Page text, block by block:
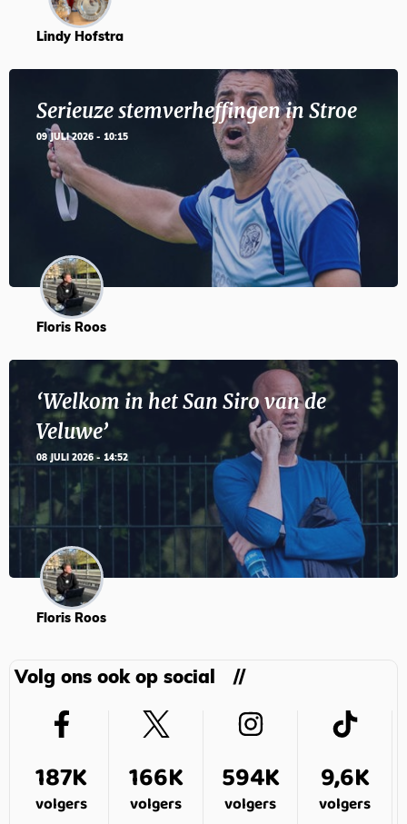
Lindy Hofstra
Serieuze stemverheffingen in Stroe
09 JULI 2026 - 10:15
Floris Roos
‘Welkom in het San Siro van de
Veluwe’
08 JULI 2026 - 14:52
Floris Roos
Volg ons ook op social
187K
volgers
166K
volgers
594K
volgers
9,6K
volgers